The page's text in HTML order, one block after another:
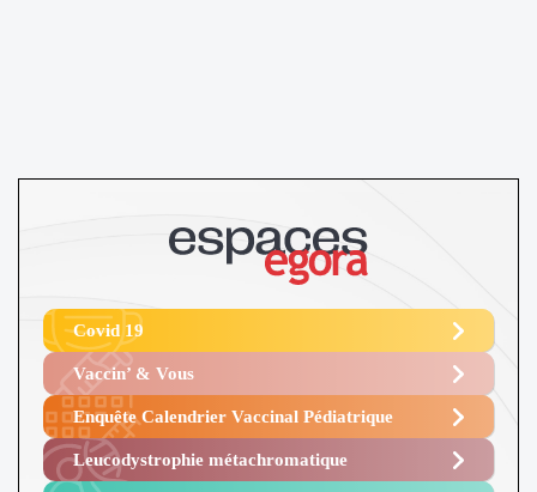
Covid 19
Vaccin’ & Vous
Enquête Calendrier Vaccinal Pédiatrique
Leucodystrophie métachromatique